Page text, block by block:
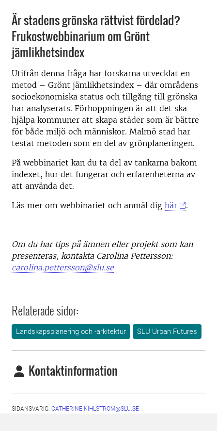
Är stadens grönska rättvist fördelad?
Frukostwebbinarium om Grönt
jämlikhetsindex
Utifrån denna fråga har forskarna utvecklat en
metod – Grönt jämlikhetsindex – där områdens
socioekonomiska status och tillgång till grönska
har analyserats. Förhoppningen är att det ska
hjälpa kommuner att skapa städer som är bättre
för både miljö och människor. Malmö stad har
testat metoden som en del av grönplaneringen.
På webbinariet kan du ta del av tankarna bakom
indexet, hur det fungerar och erfarenheterna av
att använda det.
Läs mer om webbinariet och anmäl dig här .
Om du har tips på ämnen eller projekt som kan
presenteras, kontakta Carolina Pettersson:
carolina.pettersson@slu.se
Relaterade sidor:
Landskapsplanering och -arkitektur SLU Urban Futures
Kontaktinformation
SIDANSVARIG: CATHERINE.KIHLSTROM@SLU.SE